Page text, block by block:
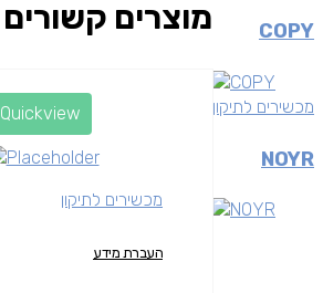
COPY
מכשירים לתיקון
NOYR
מוצרים קשורים
Quickview
מכשירים לתיקון
העברת מידע